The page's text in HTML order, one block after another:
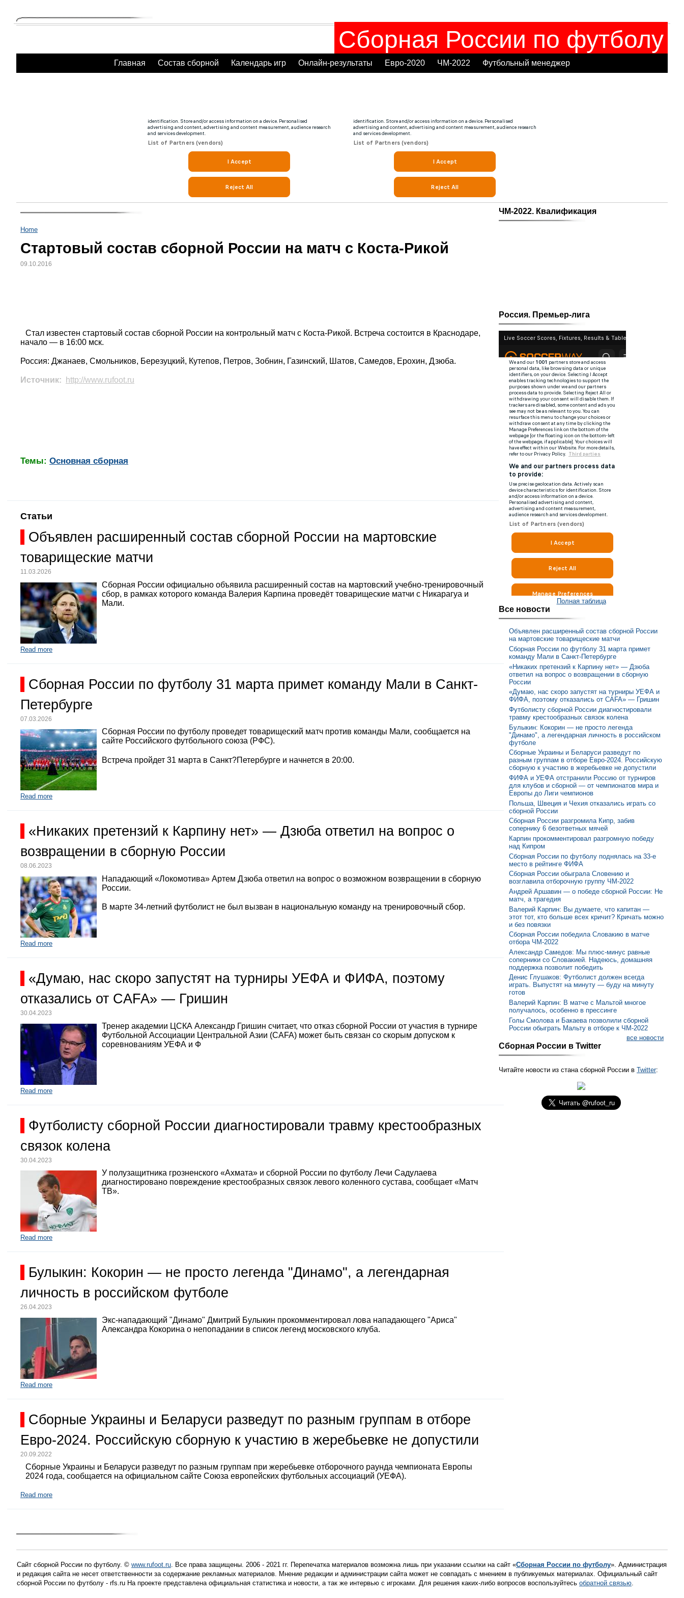
Сборная России по футболу
Главная Состав сборной Календарь игр Онлайн-результаты Евро-2020 ЧМ-2022 Футбольный менеджер
Home
Cтартовый состав сборной России на матч с Коста-Рикой
09.10.2016
Стал известен стартовый состав сборной России на контрольный матч с Коста-Рикой. Встреча состоится в Краснодаре,
начало — в 16:00 мск.
Россия: Джанаев, Смольников, Березуцкий, Кутепов, Петров, Зобнин, Газинский, Шатов, Самедов, Ерохин, Дзюба.
Источник: http://www.rufoot.ru
Темы: Основная сборная
Статьи
Объявлен расширенный состав сборной России на мартовские
товарищеские матчи
11.03.2026
Сборная России официально объявила расширенный состав на мартовский учебно-тренировочный
сбор, в рамках которого команда Валерия Карпина проведёт товарищеские матчи с Никарагуа и
Мали.
Read more
Сборная России по футболу 31 марта примет команду Мали в Санкт-
Петербурге
07.03.2026
Сборная России по футболу проведет товарищеский матч против команды Мали, сообщается на
сайте Российского футбольного союза (РФС).
Встреча пройдет 31 марта в Санкт?Петербурге и начнется в 20:00.
Read more
«Никаких претензий к Карпину нет» — Дзюба ответил на вопрос о
возвращении в сборную России
08.06.2023
Нападающий «Локомотива» Артем Дзюба ответил на вопрос о возможном возвращении в сборную
России.
В марте 34-летний футболист не был вызван в национальную команду на тренировочный сбор.
Read more
«Думаю, нас скоро запустят на турниры УЕФА и ФИФА, поэтому
отказались от CAFA» — Гришин
30.04.2023
Тренер академии ЦСКА Александр Гришин считает, что отказ сборной России от участия в турнире
Футбольной Ассоциации Центральной Азии (CAFA) может быть связан со скорым допуском к
соревнованиям УЕФА и Ф
Read more
Футболисту сборной России диагностировали травму крестообразных
связок колена
30.04.2023
У полузащитника грозненского «Ахмата» и сборной России по футболу Лечи Садулаева
диагностировано повреждение крестообразных связок левого коленного сустава, сообщает «Матч
ТВ».
Read more
Булыкин: Кокорин — не просто легенда "Динамо", а легендарная
личность в российском футболе
26.04.2023
Экс-нападающий "Динамо" Дмитрий Булыкин прокомментировал лова нападающего "Ариса"
Александра Кокорина о непопадании в список легенд московского клуба.
Read more
Сборные Украины и Беларуси разведут по разным группам в отборе
Евро-2024. Российскую сборную к участию в жеребьевке не допустили
20.09.2022
Сборные Украины и Беларуси разведут по разным группам при жеребьевке отборочного раунда чемпионата Европы
2024 года, сообщается на официальном сайте Союза европейских футбольных ассоциаций (УЕФА).
Read more
ЧМ-2022. Квалификация
Россия. Премьер-лига
Полная таблица
Все новости
Объявлен расширенный состав сборной России
на мартовские товарищеские матчи
Сборная России по футболу 31 марта примет
команду Мали в Санкт-Петербурге
«Никаких претензий к Карпину нет» — Дзюба
ответил на вопрос о возвращении в сборную
России
«Думаю, нас скоро запустят на турниры УЕФА и
ФИФА, поэтому отказались от CAFA» — Гришин
Футболисту сборной России диагностировали
травму крестообразных связок колена
Булыкин: Кокорин — не просто легенда
"Динамо", а легендарная личность в российском
футболе
Сборные Украины и Беларуси разведут по
разным группам в отборе Евро-2024. Российскую
сборную к участию в жеребьевке не допустили
ФИФА и УЕФА отстранили Россию от турниров
для клубов и сборной — от чемпионатов мира и
Европы до Лиги чемпионов
Польша, Швеция и Чехия отказались играть со
сборной России
Сборная России разгромила Кипр, забив
сопернику 6 безответных мячей
Карпин прокомментировал разгромную победу
над Кипром
Сборная России по футболу поднялась на 33-е
место в рейтинге ФИФА
Сборная России обыграла Словению и
возглавила отборочную группу ЧМ-2022
Андрей Аршавин — о победе сборной России: Не
матч, а трагедия
Валерий Карпин: Вы думаете, что капитан —
этот тот, кто больше всех кричит? Кричать можно
и без повязки
Сборная России победила Словакию в матче
отбора ЧМ-2022
Александр Самедов: Мы плюс-минус равные
соперники со Словакией. Надеюсь, домашняя
поддержка позволит победить
Денис Глушаков: Футболист должен всегда
играть. Выпустят на минуту — буду на минуту
готов
Валерий Карпин: В матче с Мальтой многое
получалось, особенно в прессинге
Голы Смолова и Бакаева позволили сборной
России обыграть Мальту в отборе к ЧМ-2022
все новости
Сборная России в Twitter
Читайте новости из стана сборной России в Twitter:
Сайт сборной России по футболу. © www.rufoot.ru. Все права защищены. 2006 - 2021 гг. Перепечатка материалов возможна лишь при указании ссылки на сайт «Сборная России по футболу». Администрация
и редакция сайта не несет ответственности за содержание рекламных материалов. Мнение редакции и администрации сайта может не совпадать с мнением в публикуемых материалах. Официальный сайт
сборной России по футболу - rfs.ru На проекте представлена официальная статистика и новости, а так же интервью с игроками. Для решения каких-либо вопросов воспользуйтесь обратной связью.